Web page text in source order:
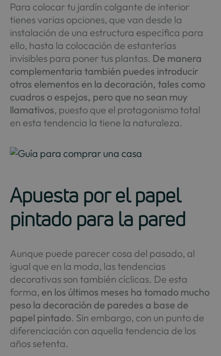
Para colocar tu jardín colgante de interior
tienes varias opciones, que van desde la
instalación de una estructura específica para
ello, hasta la colocación de estanterías
invisibles para poner tus plantas. De manera
complementaria también puedes introducir
otros elementos en la decoración, tales como
cuadros o espejos, pero que no sean muy
llamativos, puesto que el protagonismo total
en esta tendencia la tiene la naturaleza.
Apuesta por el papel
pintado para la pared
Aunque puede parecer cosa del pasado, al
igual que en la moda, las tendencias
decorativas son también cíclicas. De esta
forma, en los últimos meses ha tomado mucho
peso la decoración de paredes a base de
papel pintado. Sin embargo, con un punto de
diferenciación con aquella tendencia de los
años setenta.